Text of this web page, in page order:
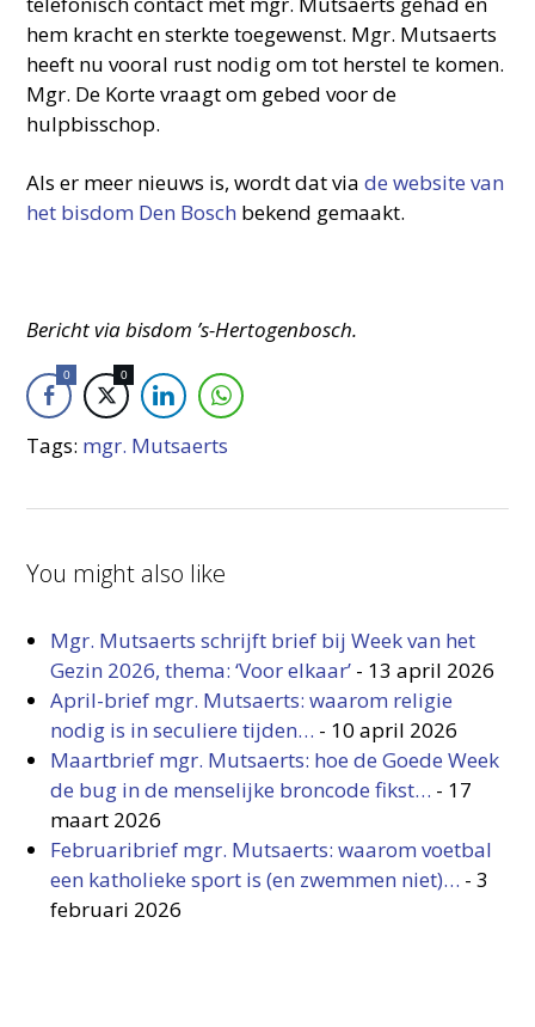
hem kracht en sterkte toegewenst. Mgr. Mutsaerts
heeft nu vooral rust nodig om tot herstel te komen.
Mgr. De Korte vraagt om gebed voor de
hulpbisschop.
Als er meer nieuws is, wordt dat viade website van
het bisdom Den Bosch bekend gemaakt.
Bericht via bisdom ’s-Hertogenbosch.
0 0
Tags: mgr. Mutsaerts
You might also like
Mgr. Mutsaerts schrijft brief bij Week van het
Gezin 2026, thema: ‘Voor elkaar’ - 13 april 2026
April-brief mgr. Mutsaerts: waarom religie
nodig is in seculiere tijden… - 10 april 2026
Maartbrief mgr. Mutsaerts: hoe de Goede Week
de bug in de menselijke broncode fikst… - 17
maart 2026
Februaribrief mgr. Mutsaerts: waarom voetbal
een katholieke sport is (en zwemmen niet)… -3
februari 2026